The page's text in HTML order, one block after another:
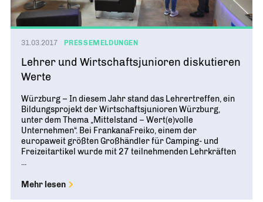
31.03.2017 PRESSEMELDUNGEN
Lehrer und Wirtschaftsjunioren diskutieren
Werte
Würzburg – In diesem Jahr stand das Lehrertreffen, ein
Bildungsprojekt der Wirtschaftsjunioren Würzburg,
unter dem Thema „Mittelstand – Wert(e)volle
Unternehmen“. Bei FrankanaFreiko, einem der
europaweit größten Großhändler für Camping- und
Freizeitartikel wurde mit 27 teilnehmenden Lehrkräften
...
Mehr lesen